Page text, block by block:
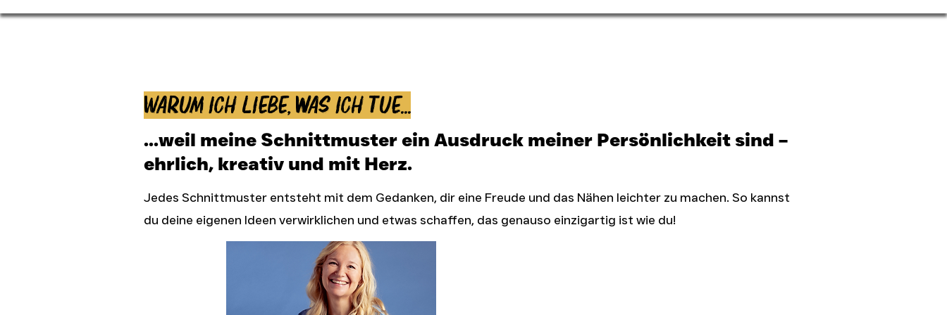
Warum ich liebe, was ich tue...
...weil meine Schnittmuster ein Ausdruck meiner Persönlichkeit sind –
ehrlich, kreativ und mit Herz.
Jedes Schnittmuster entsteht mit dem Gedanken, dir eine Freude und das Nähen leichter zu machen. So kannst
du deine eigenen Ideen verwirklichen und etwas schaffen, das genauso einzigartig ist wie du!